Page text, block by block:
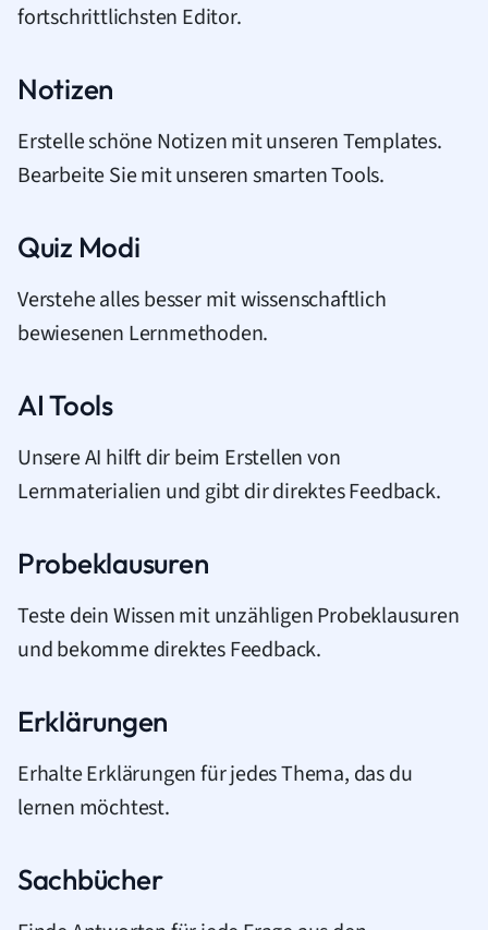
fortschrittlichsten Editor.
Notizen
Erstelle schöne Notizen mit unseren Templates.
Bearbeite Sie mit unseren smarten Tools.
Quiz Modi
Verstehe alles besser mit wissenschaftlich
bewiesenen Lernmethoden.
AI Tools
Unsere AI hilft dir beim Erstellen von
Lernmaterialien und gibt dir direktes Feedback.
Probeklausuren
Teste dein Wissen mit unzähligen Probeklausuren
und bekomme direktes Feedback.
Erklärungen
Erhalte Erklärungen für jedes Thema, das du
lernen möchtest.
Sachbücher